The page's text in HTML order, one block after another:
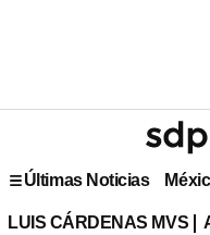
Últimas Noticias
LUIS CÁRDENAS MVS